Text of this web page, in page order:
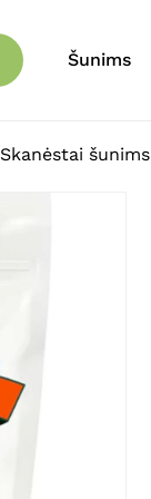
Šunims
Skanėstai šunims